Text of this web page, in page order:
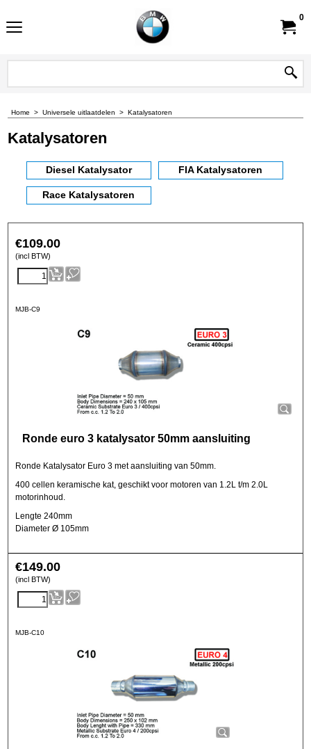
0
Home > Universele uitlaatdelen > Katalysatoren
Katalysatoren
Diesel Katalysator FIA Katalysatoren
Race Katalysatoren
€109.00
(incl BTW)
MJB-C9
Ronde euro 3 katalysator 50mm aansluiting
Ronde Katalysator Euro 3 met aansluiting van 50mm.
400 cellen keramische kat, geschikt voor motoren van 1.2L t/m 2.0L
motorinhoud.
Lengte 240mm
Diameter Ø 105mm
€149.00
(incl BTW)
MJB-C10